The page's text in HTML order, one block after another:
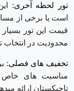
تور لحظه آخری:
است یا برخی از
قیمت این تور
محدودیت در انتخاب
تخفیف های فصلی:
مناسبت های خاص
تاجیکستان ارائه